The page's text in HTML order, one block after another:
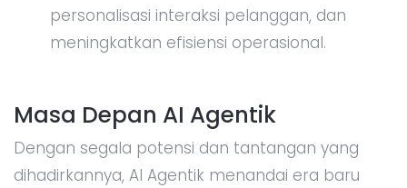
personalisasi interaksi pelanggan, dan
meningkatkan efisiensi operasional.
Masa Depan AI Agentik
Dengan segala potensi dan tantangan yang
dihadirkannya, AI Agentik menandai era baru